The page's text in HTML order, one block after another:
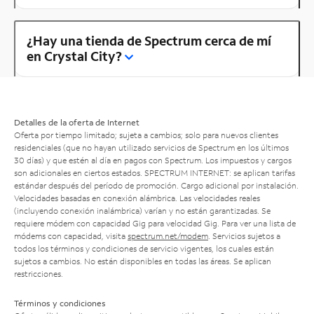
¿Hay una tienda de Spectrum cerca de mí
en Crystal City?
Detalles de la oferta de Internet
Oferta por tiempo limitado; sujeta a cambios; solo para nuevos clientes
residenciales (que no hayan utilizado servicios de Spectrum en los últimos
30 días) y que estén al día en pagos con Spectrum. Los impuestos y cargos
son adicionales en ciertos estados. SPECTRUM INTERNET: se aplican tarifas
estándar después del período de promoción. Cargo adicional por instalación.
Velocidades basadas en conexión alámbrica. Las velocidades reales
(incluyendo conexión inalámbrica) varían y no están garantizadas. Se
requiere módem con capacidad Gig para velocidad Gig. Para ver una lista de
módems con capacidad, visita spectrum.net/modem . Servicios sujetos a
todos los términos y condiciones de servicio vigentes, los cuales están
sujetos a cambios. No están disponibles en todas las áreas. Se aplican
restricciones.
Términos y condiciones